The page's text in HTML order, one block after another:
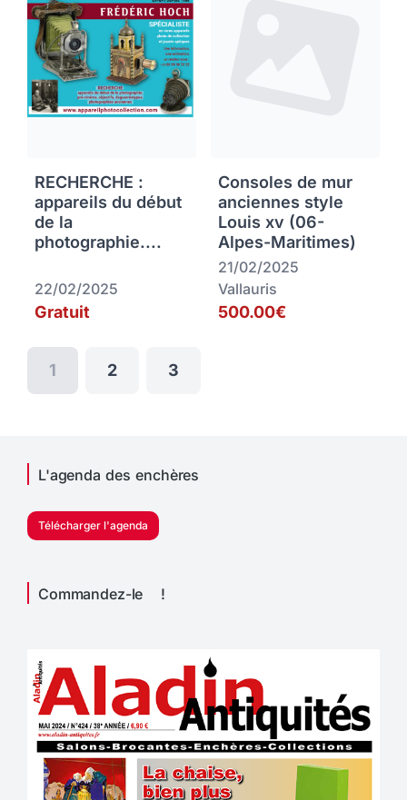
RECHERCHE :
appareils du début
de la
photographie....
22/02/2025
Gratuit
Consoles de mur
anciennes style
Louis xv (06-
Alpes-Maritimes)
21/02/2025
Vallauris
500.00€
1 2 3
L'agenda des enchères
Télécharger l'agenda
Commandez-le !